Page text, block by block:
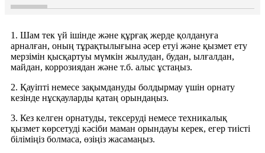
1. Шам тек үй ішінде және құрғақ жерде қолдануға
арналған, оның тұрақтылығына әсер етуі және қызмет ету
мерзімін қысқартуы мүмкін жылудан, будан, ылғалдан,
майдан, коррозиядан және т.б. алыс ұстаңыз.
2. Қауіпті немесе зақымдануды болдырмау үшін орнату
кезінде нұсқауларды қатаң орындаңыз.
3. Кез келген орнатуды, тексеруді немесе техникалық
қызмет көрсетуді кәсіби маман орындауы керек, егер тиісті
біліміңіз болмаса, өзіңіз жасамаңыз.